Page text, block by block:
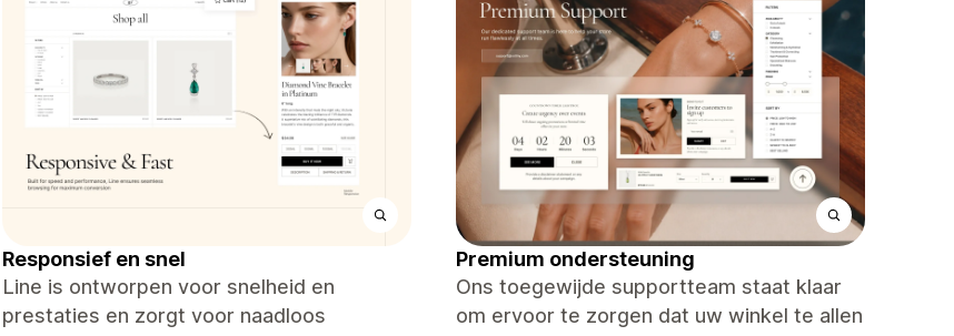
Responsief en snel
Line is ontworpen voor snelheid en
prestaties en zorgt voor naadloos
Premium ondersteuning
Ons toegewijde supportteam staat klaar
om ervoor te zorgen dat uw winkel te allen